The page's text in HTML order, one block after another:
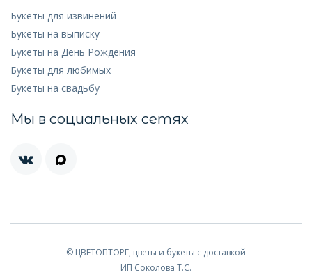
Букеты для извинений
Букеты на выписку
Букеты на День Рождения
Букеты для любимых
Букеты на свадьбу
Мы в социальных сетях
© ЦВЕТОПТОРГ, цветы и букеты с доставкой
ИП Соколова Т.С.